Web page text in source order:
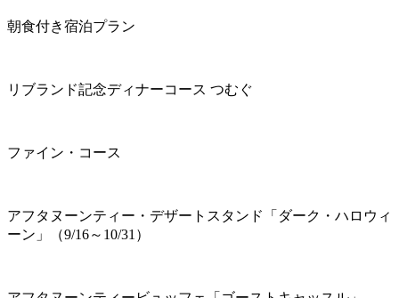
朝食付き宿泊プラン
リブランド記念ディナーコース つむぐ
ファイン・コース
アフタヌーンティー・デザートスタンド「ダーク・ハロウィ
ーン」（9/16～10/31）